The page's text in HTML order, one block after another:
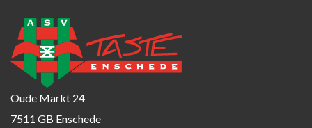
Oude Markt 24
7511 GB Enschede